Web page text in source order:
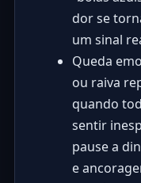
dor se
um sinal
Queda
ou raiva
quando
sentir
pause a
e